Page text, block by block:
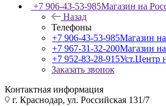
+7 906-43-53-985Магазин на
Назад
Телефоны
+7 906-43-53-985Магазин
+7 967-31-32-200Магазин
+7 952-83-28-915Уст.Центр
Заказать звонок
Контактная информация
г. Краснодар, ул. Российская 131/7